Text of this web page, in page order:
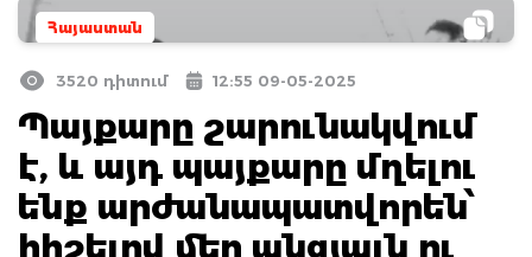
Հայաստան
3520 դիտում 12:55 09-05-2025
Պայքարը շարունակվում
է, և այդ պայքարը մղելու
ենք արժանապատվորեն՝
հիշելով մեր անցյալն ու